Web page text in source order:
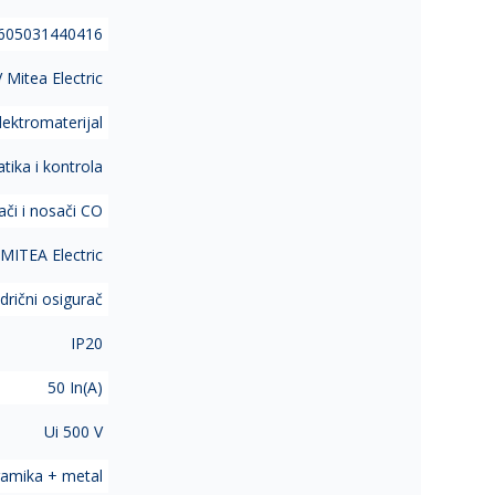
Mitea Electric
i kontrola
i nosači CO
MITEA Electric
osigurač
IP20
50 In(A)
Ui 500 V
+ metal